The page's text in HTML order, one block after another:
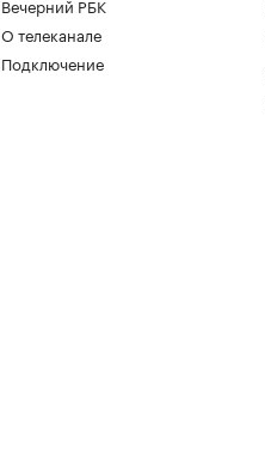
Вечерний РБК
О телеканале
Подключение